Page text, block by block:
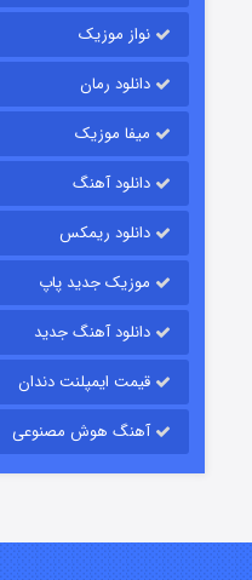
قسمت۱۵ (دوبله)
نواز موزیک
دانلود رمان
میفا موزیک
دانلود آهنگ
دانلود ریمکس
موزیک جدید پاپ
دانلود آهنگ جدید
قیمت ایمپلنت دندان
آهنگ هوش مصنوعی